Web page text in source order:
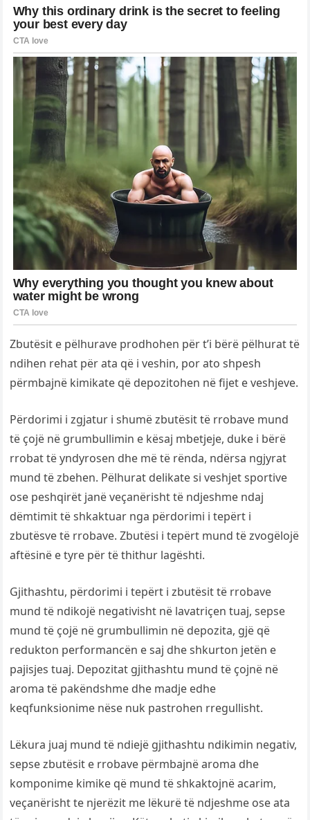
Zbutësit e pëlhurave prodhohen për t’i bërë pëlhurat të
ndihen rehat për ata që i veshin, por ato shpesh
përmbajnë kimikate që depozitohen në fijet e veshjeve.
Përdorimi i zgjatur i shumë zbutësit të rrobave mund
të çojë në grumbullimin e kësaj mbetjeje, duke i bërë
rrobat të yndyrosen dhe më të rënda, ndërsa ngjyrat
mund të zbehen. Pëlhurat delikate si veshjet sportive
ose peshqirët janë veçanërisht të ndjeshme ndaj
dëmtimit të shkaktuar nga përdorimi i tepërt i
zbutësve të rrobave. Zbutësi i tepërt mund të zvogëlojë
aftësinë e tyre për të thithur lagështi.
Gjithashtu, përdorimi i tepërt i zbutësit të rrobave
mund të ndikojë negativisht në lavatriçen tuaj, sepse
mund të çojë në grumbullimin në depozita, gjë që
redukton performancën e saj dhe shkurton jetën e
pajisjes tuaj. Depozitat gjithashtu mund të çojnë në
aroma të pakëndshme dhe madje edhe
keqfunksionime nëse nuk pastrohen rregullisht.
Lëkura juaj mund të ndiejë gjithashtu ndikimin negativ,
sepse zbutësit e rrobave përmbajnë aroma dhe
komponime kimike që mund të shkaktojnë acarim,
veçanërisht te njerëzit me lëkurë të ndjeshme ose ata